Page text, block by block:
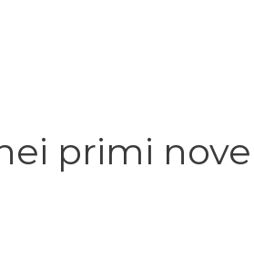
primi nove